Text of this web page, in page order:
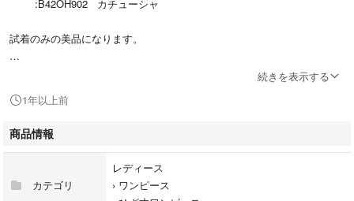
:B42OH902 カチューシャ
試着のみの美品になります。
よろしくお願いいたします(^^)
#ロリータ
続きを表示する
1年以上前
商品情報
カテゴリ
レディース
› ワンピース